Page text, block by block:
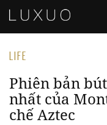
LIFE
Phiên bản
nhất của
chế Aztec